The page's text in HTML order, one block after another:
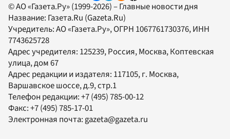
© АО «Газета.Ру» (1999-2026) – Главные новости дня
Название: Газета.Ru (Gazeta.Ru)
Учредитель:АО «Газета.Ру», ОГРН 1067761730376, ИНН
7743625728
Адрес учредителя: 125239, Россия, Москва, Коптевская
улица, дом 67
Адрес редакции и издателя: 117105, г. Москва,
Варшавское шоссе, д.9, стр.1
Телефон редакции:+7 (495) 785-00-12
Факс:+7 (495) 785-17-01
Электронная почта:gazeta@gazeta.ru